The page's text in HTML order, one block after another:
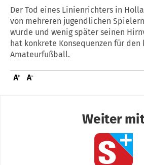
Der Tod eines Linienrichters in
von mehreren jugendlichen
wurde und wenig später seinen
hat konkrete Konsequenzen für
Amateurfußball.